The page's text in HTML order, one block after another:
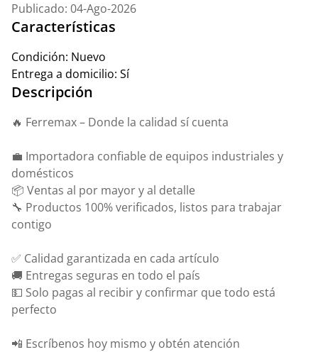
Publicado: 04-Ago-2026
Características
Condición: Nuevo
Entrega a domicilio: Sí
Descripción
🔥 Ferremax – Donde la calidad sí cuenta
💼 Importadora confiable de equipos industriales y
domésticos
📦 Ventas al por mayor y al detalle
🔧 Productos 100% verificados, listos para trabajar
contigo
✅ Calidad garantizada en cada artículo
🚚 Entregas seguras en todo el país
💵 Solo pagas al recibir y confirmar que todo está
perfecto
📲 Escríbenos hoy mismo y obtén atención